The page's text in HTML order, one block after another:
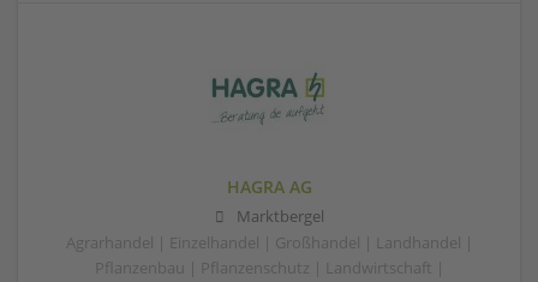
HAGRA AG
Marktbergel
Agrarhandel | Einzelhandel | Großhandel | Landhandel |
Pflanzenbau | Pflanzenschutz | Landwirtschaft |